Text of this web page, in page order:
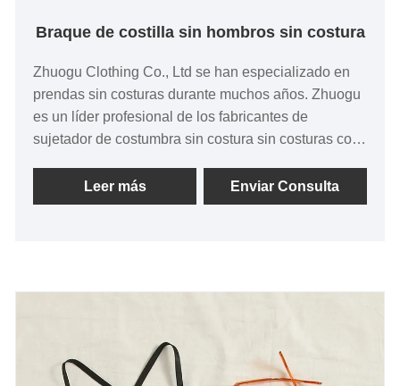
Braque de costilla sin hombros sin costura
Zhuogu Clothing Co., Ltd se han especializado en
prendas sin costuras durante muchos años. Zhuogu
es un líder profesional de los fabricantes de
sujetador de costumbra sin costura sin costuras con
adheriremos a la "calidad, credibilidad", con los
métodos de gestión científica, la fuerza técnica
las amigas de la vida de la vida de la vida, la vida de
vida. negociaciones comerciales.
Leer más Enviar Consulta